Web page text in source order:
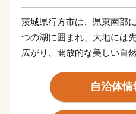
茨城県行方市は、県東南部
つの湖に囲まれ、大地には
広がり、開放的な美しい自
をとらえ、癒してきました
なされてきたまち、行方市で
自治体